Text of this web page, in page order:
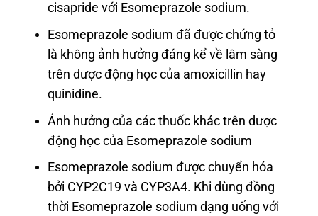
cisapride với Esomeprazole sodium.
Esomeprazole sodium đã được chứng tỏ
là không ảnh hưởng đáng kể về lâm sàng
trên dược động học của amoxicillin hay
quinidine.
Ảnh hưởng của các thuốc khác trên dược
động học của Esomeprazole sodium
Esomeprazole sodium được chuyển hóa
bởi CYP2C19 và CYP3A4. Khi dùng đồng
thời Esomeprazole sodium dạng uống với